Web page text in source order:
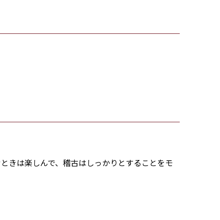
きは楽しんで、稽古はしっかりとすることをモ